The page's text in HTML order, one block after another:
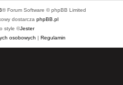
® Forum Software © phpBB Limited
dostarcza phpBB.pl
style ©Jester
osobowych | Regulamin